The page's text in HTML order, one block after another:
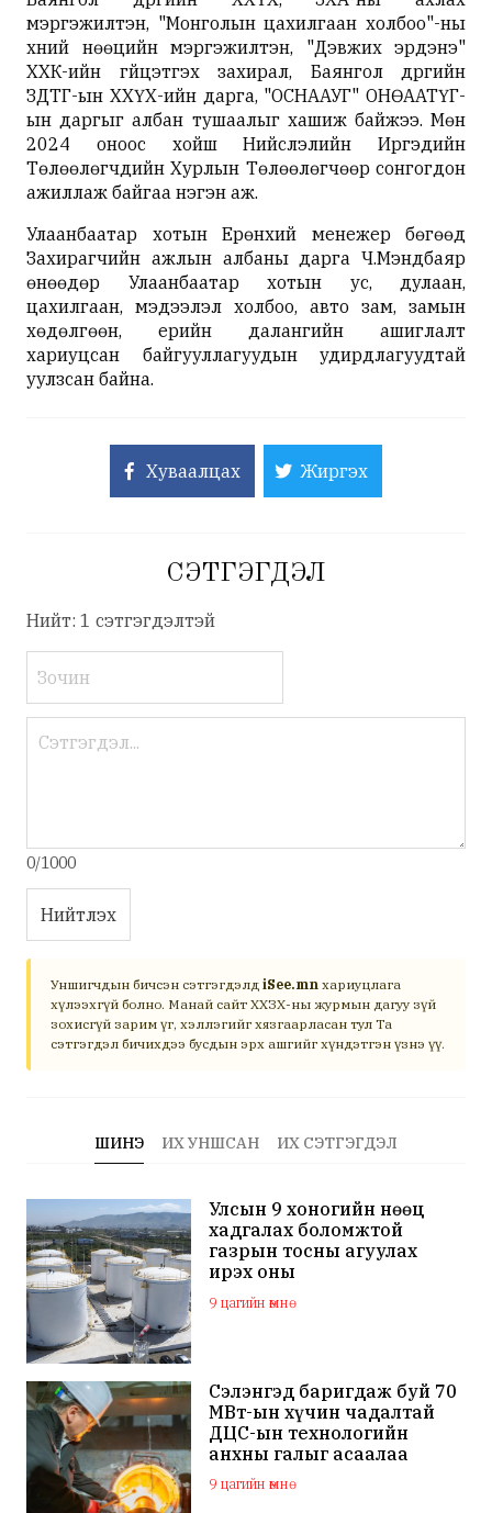
мэргэжилтэн, "Монголын цахилгаан холбоо"-ны
хүний нөөцийн мэргэжилтэн, "Дэвжих эрдэнэ"
ХХК-ийн гүйцэтгэх захирал, Баянгол дүүргийн
ЗДТГ-ын ХХҮХ-ийн дарга, "ОСНААУГ" ОНӨААТҮГ-
ын даргыг албан тушаалыг хашиж байжээ. Мөн
2024 оноос хойш Нийслэлийн Иргэдийн
Төлөөлөгчдийн Хурлын Төлөөлөгчөөр сонгогдон
ажиллаж байгаа нэгэн аж.
Улаанбаатар хотын Ерөнхий менежер бөгөөд
Захирагчийн ажлын албаны дарга Ч.Мэндбаяр
өнөөдөр Улаанбаатар хотын ус, дулаан,
цахилгаан, мэдээлэл холбоо, авто зам, замын
хөдөлгөөн, үерийн далангийн ашиглалт
хариуцсан байгууллагуудын удирдлагуудтай
уулзсан байна.
Хуваалцах Жиргэх
СЭТГЭГДЭЛ
Нийт: 1 сэтгэгдэлтэй
0/1000
Нийтлэх
Уншигчдын бичсэн сэтгэгдэлд iSee.mn хариуцлага
хүлээхгүй болно. Манай сайт ХХЗХ-ны журмын дагуу зүй
зохисгүй зарим үг, хэллэгийг хязгаарласан тул Та
сэтгэгдэл бичихдээ бусдын эрх ашгийг хүндэтгэн үзнэ үү.
ШИНЭ ИХ УНШСАН ИХ СЭТГЭГДЭЛ
Улсын 9 хоногийн нөөц
хадгалах боломжтой
газрын тосны агуулах
ирэх оны
арванхоёрдугаар сар
ашиглалтад орно
9 цагийн өмнө
Сэлэнгэд баригдаж буй 70
МВт-ын хүчин чадалтай
ДЦС-ын технологийн
анхны галыг асаалаа
9 цагийн өмнө